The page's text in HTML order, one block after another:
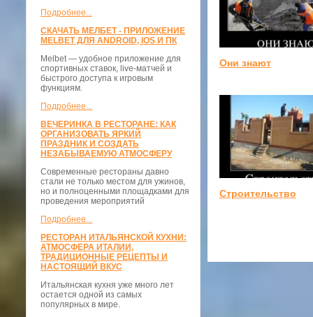
Подробнее...
СКАЧАТЬ МЕЛБЕТ - ПРИЛОЖЕНИЕ
MELBET ДЛЯ ANDROID, IOS И ПК
Melbet — удобное приложение для
спортивных ставок, live-матчей и
быстрого доступа к игровым
функциям.
Подробнее...
ВЕЧЕРИНКА В РЕСТОРАНЕ: КАК
ОРГАНИЗОВАТЬ ЯРКИЙ
ПРАЗДНИК И СОЗДАТЬ
НЕЗАБЫВАЕМУЮ АТМОСФЕРУ
Современные рестораны давно
стали не только местом для ужинов,
но и полноценными площадками для
проведения мероприятий
Подробнее...
РЕСТОРАН ИТАЛЬЯНСКОЙ КУХНИ:
АТМОСФЕРА ИТАЛИИ,
ТРАДИЦИОННЫЕ РЕЦЕПТЫ И
НАСТОЯЩИЙ ВКУС
Итальянская кухня уже много лет
остается одной из самых
популярных в мире.
Они знают
Строительство